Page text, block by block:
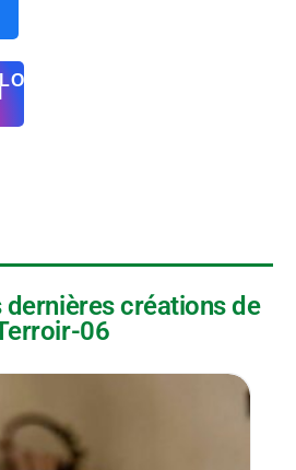
dernières créations de
06